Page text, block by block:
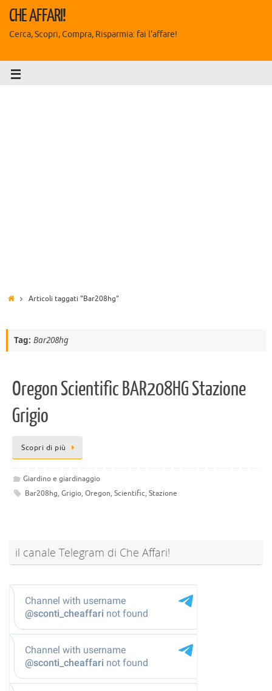
CHE AFFARI!
Cerca, Scopri, Compra, Risparmia: fai l'affare!
Articoli taggati "Bar208hg"
Tag: Bar208hg
Oregon Scientific BAR208HG Stazione
Grigio
Scopri di più
Giardino e giardinaggio
Bar208hg, Grigio, Oregon, Scientific, Stazione
il canale Telegram di Che Affari!